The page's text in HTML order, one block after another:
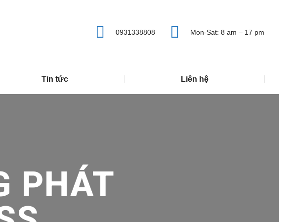
0931338808 Mon-Sat: 8 am – 17 pm
Tin tức Liên hệ
PHÁT